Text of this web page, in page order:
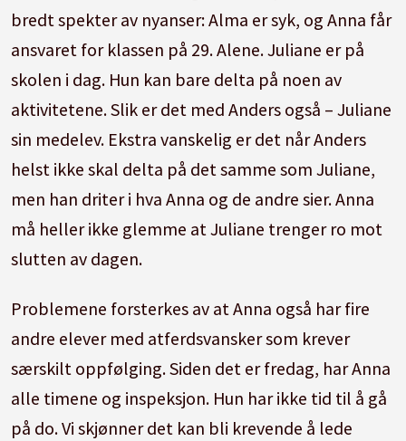
bredt spekter av nyanser: Alma er syk, og Anna får
ansvaret for klassen på 29. Alene. Juliane er på
skolen i dag. Hun kan bare delta på noen av
aktivitetene. Slik er det med Anders også – Juliane
sin medelev. Ekstra vanskelig er det når Anders
helst ikke skal delta på det samme som Juliane,
men han driter i hva Anna og de andre sier. Anna
må heller ikke glemme at Juliane trenger ro mot
slutten av dagen.
Problemene forsterkes av at Anna også har fire
andre elever med atferdsvansker som krever
særskilt oppfølging. Siden det er fredag, har Anna
alle timene og inspeksjon. Hun har ikke tid til å gå
på do. Vi skjønner det kan bli krevende å lede